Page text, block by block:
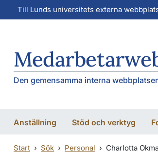
Hoppa till huvudinnehåll
Hoppa till huvudinnehåll
Till Lunds universitets externa
Den gemensamma interna
Anställning Stöd och verktyg
Start Sök Personal Charlotta